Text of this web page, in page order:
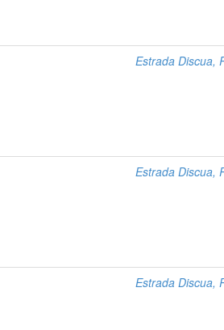
Estrada Discua,
Estrada Discua,
Estrada Discua,